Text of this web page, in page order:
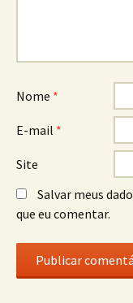
Nome *
E-mail *
Site
Salvar meus
que eu comentar.